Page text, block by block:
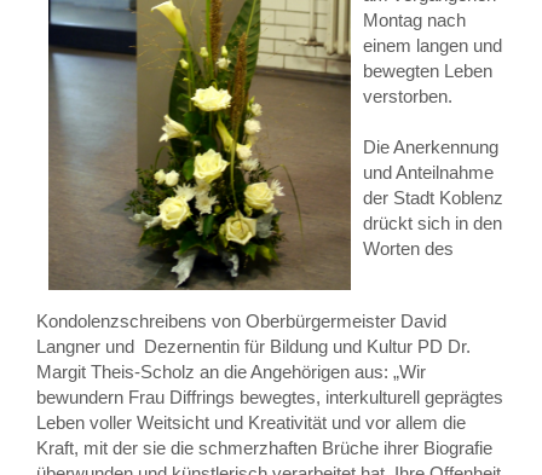
Montag nach
einem langen und
bewegten Leben
verstorben.
Die Anerkennung
und Anteilnahme
der Stadt Koblenz
drückt sich in den
Worten des
Kondolenzschreibens von Oberbürgermeister David
Langner und Dezernentin für Bildung und Kultur PD Dr.
Margit Theis-Scholz an die Angehörigen aus: „Wir
bewundern Frau Diffrings bewegtes, interkulturell geprägtes
Leben voller Weitsicht und Kreativität und vor allem die
Kraft, mit der sie die schmerzhaften Brüche ihrer Biografie